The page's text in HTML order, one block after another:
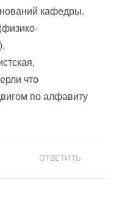
кафедры.
что
по алфавиту
ОТВЕТИТЬ